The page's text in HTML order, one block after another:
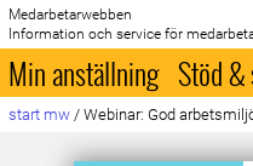
Medarbetarwebben
Information och service för
Min anställning Stöd
start mw / Webinar: God